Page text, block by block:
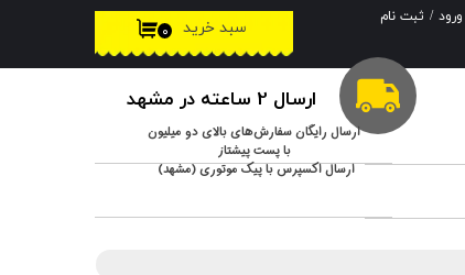
ارسال رایگان سفارش‌های بالای دو میلیون
با پست پیشتاز
ارسال اکسپرس با پیک موتوری (مشهد)
ارسال 2 ساعته در مشهد
۰ سبد خرید
ورود / ثبت نام
تغییر گذر واژه
سفارشات
خروج از حساب